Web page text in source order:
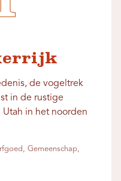
de vogeltrek
in de rustige
in het noorden
Gemeenschap,